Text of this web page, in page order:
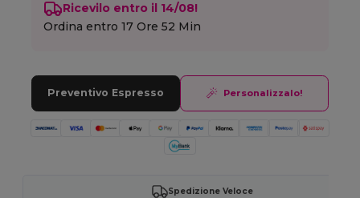
Ricevilo entro il 14/08!
Ordina entro17 Ore 52 Min
Preventivo Espresso Personalizzalo!
Spedizione Veloce